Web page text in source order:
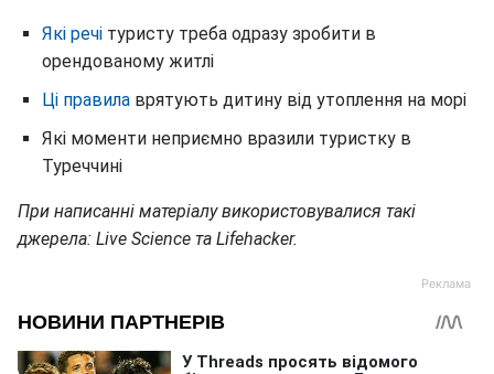
Які речі туристу треба одразу зробити в
орендованому житлі
Ці правила врятують дитину від утоплення на морі
Які моменти неприємно вразили туристку в
Туреччині
При написанні матеріалу використовувалися такі
джерела: Live Science та Lifehacker.